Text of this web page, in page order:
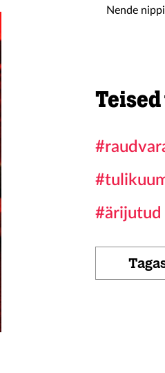
Nende
#ärijutud